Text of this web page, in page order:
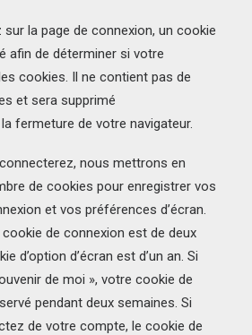
la page de connexion, un cookie
afin de déterminer si votre
cookies. Il ne contient pas de
et sera supprimé
fermeture de votre navigateur.
nous mettrons en
de cookies pour enregistrer vos
et vos préférences d’écran.
cookie de connexion est de deux
d’option d’écran est d’un an. Si
de moi », votre cookie de
pendant deux semaines. Si
de votre compte, le cookie de